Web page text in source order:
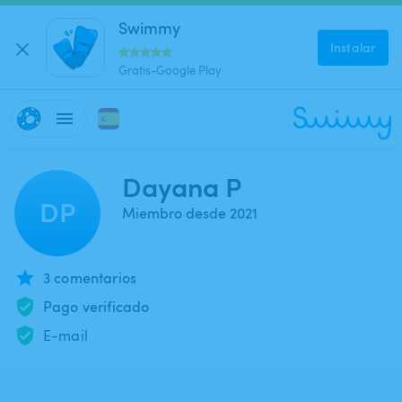
Swimmy
Gratis-Google Play
Instalar
DP
Dayana P
Miembro desde 2021
3 comentarios
Pago verificado
E-mail